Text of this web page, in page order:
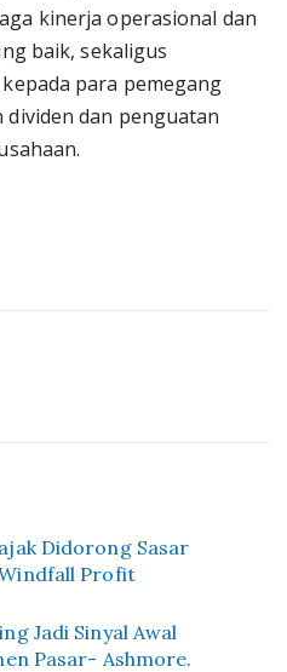
kinerja operasional dan
baik, sekaligus
para pemegang
dan penguatan
Didorong Sasar
Profit
Jadi Sinyal Awal
Pasar- Ashmore.